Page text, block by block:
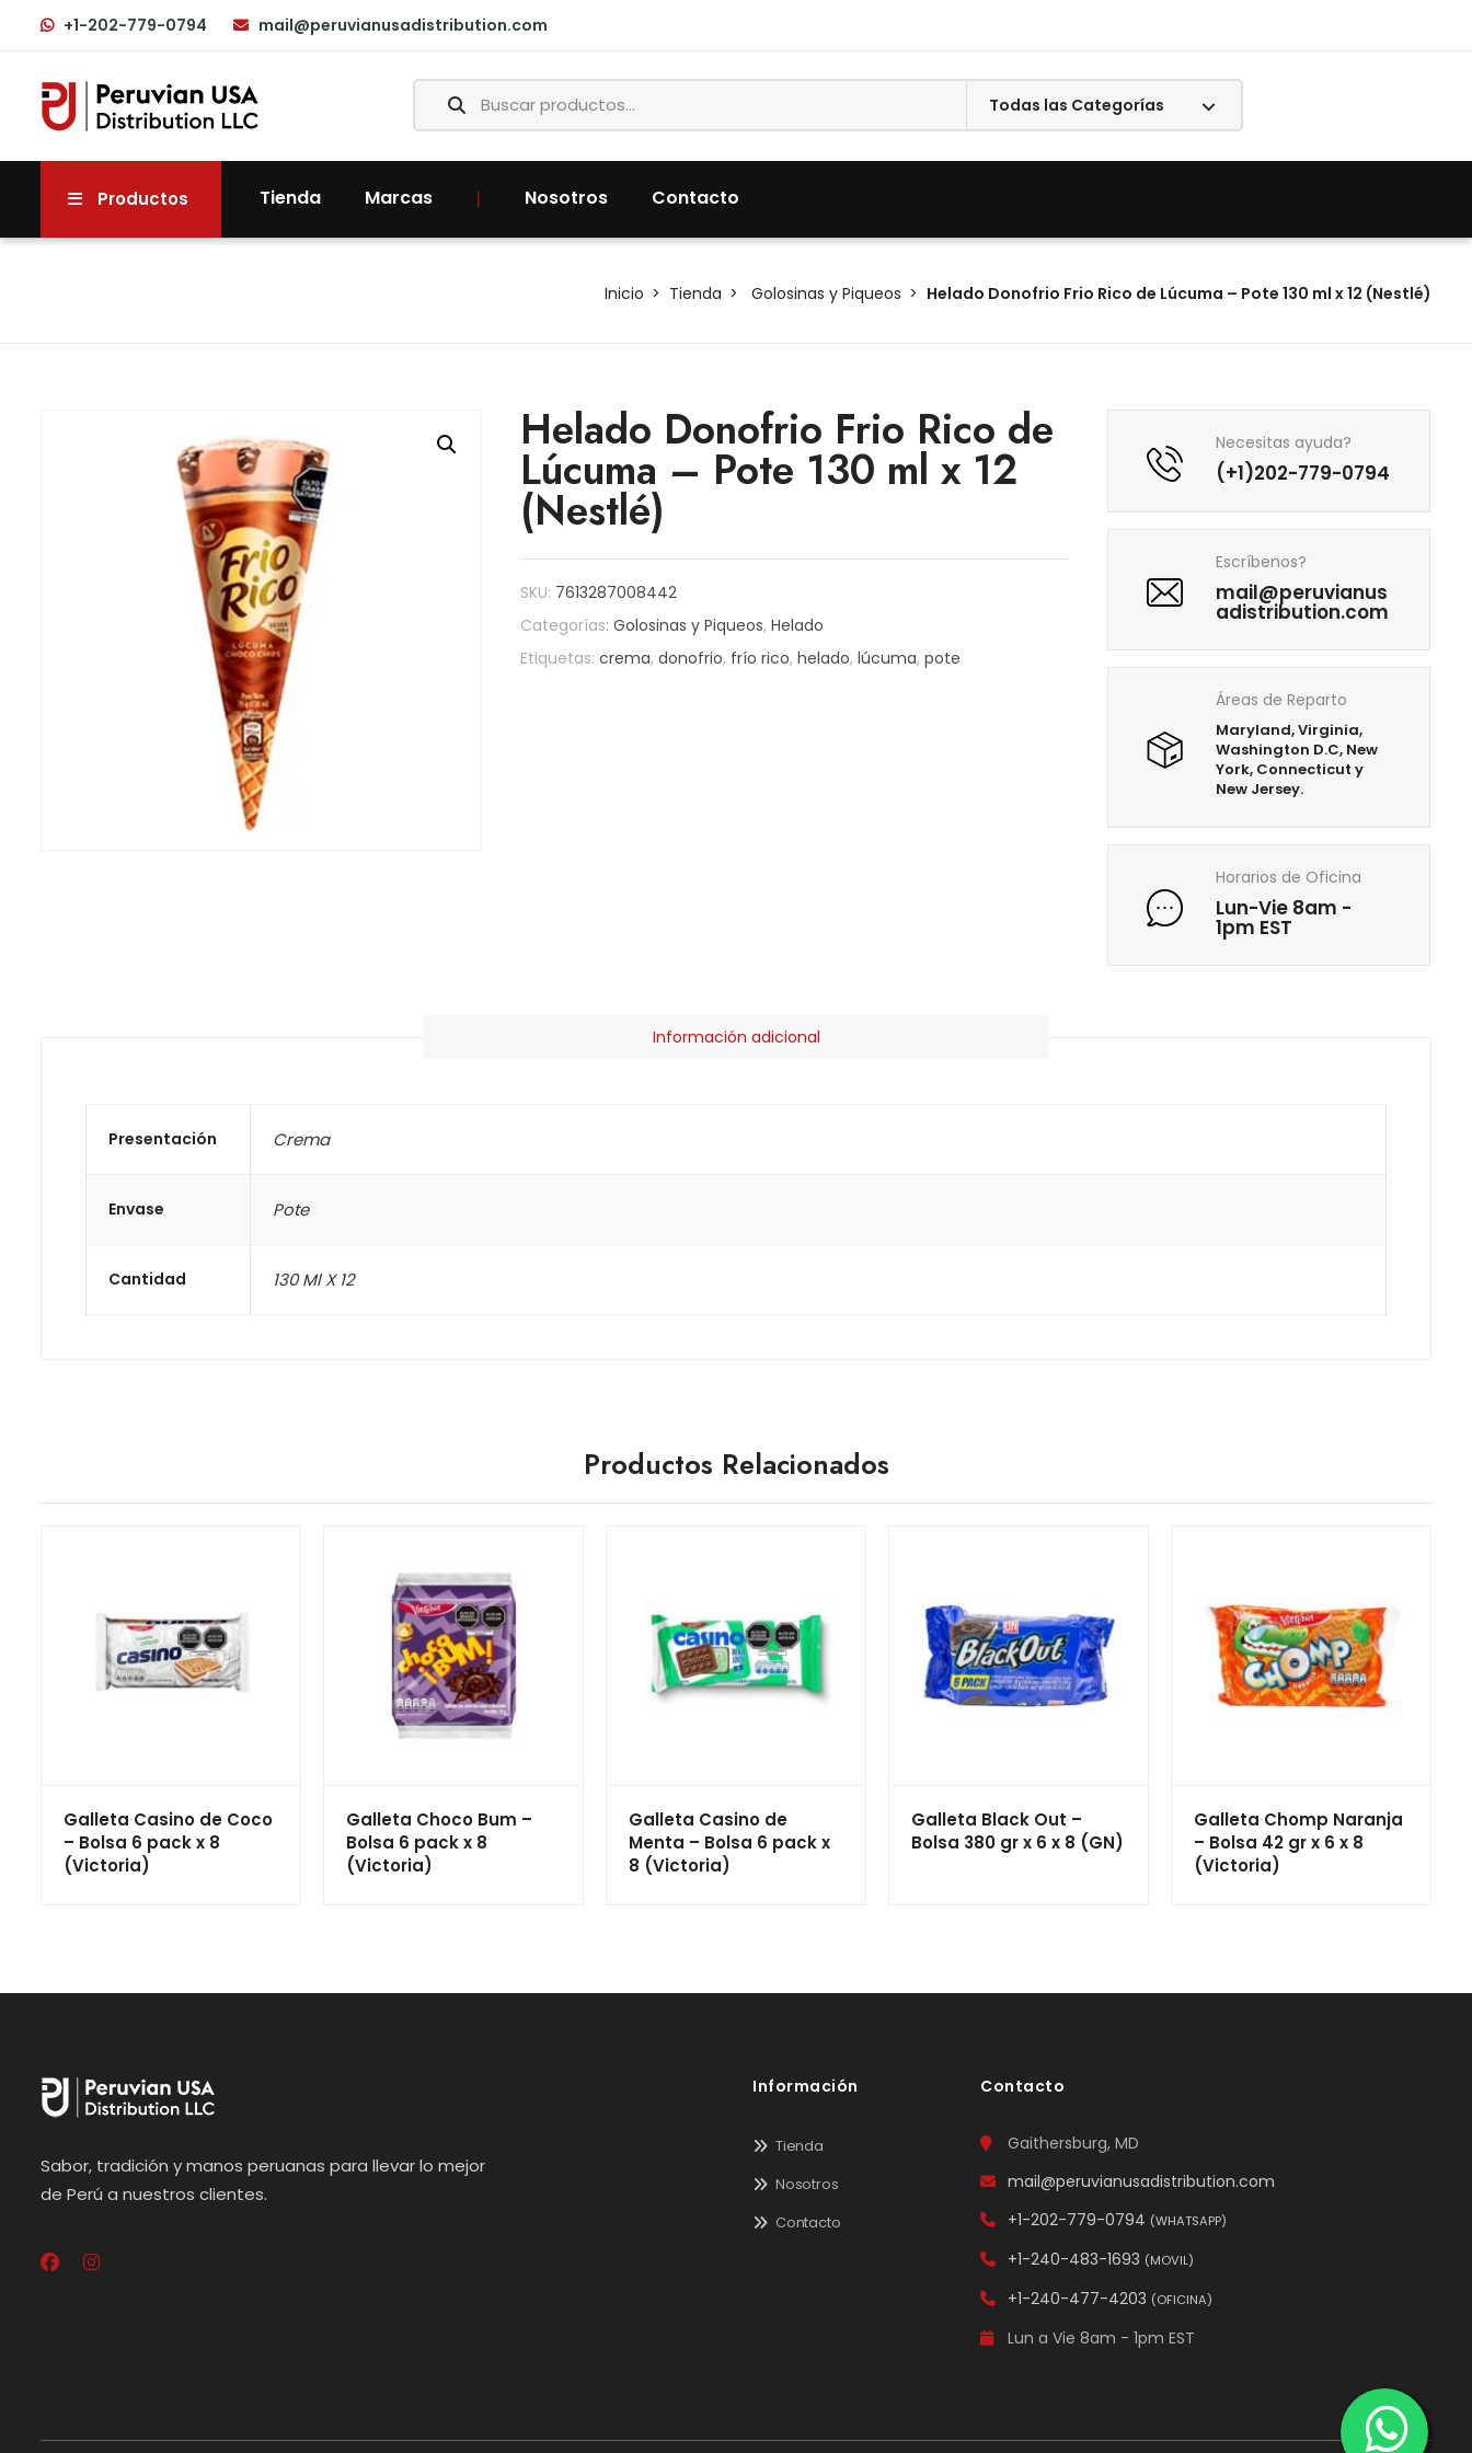
+1-202-779-0794 mail@peruvianusadistribution.com
Productos Tienda Marcas Nosotros Contacto
Inicio Tienda Golosinas y Piqueos Helado Donofrio Frio Rico de Lúcuma – Pote 130 ml x 12 (Nestlé)
Helado Donofrio Frio Rico de
Lúcuma – Pote 130 ml x 12
(Nestlé)
SKU: 7613287008442
Categorías:Golosinas y Piqueos,Helado
Etiquetas:crema,donofrio, frío rico,helado,lúcuma,pote
Necesitas ayuda?
(+1)202-779-0794
Escríbenos?
mail@peruvianus
adistribution.com
Áreas de Reparto
Maryland, Virginia,
Washington D.C, New
York, Connecticut y
New Jersey.
Horarios de Oficina
Lun-Vie 8am -
1pm EST
Información adicional
Presentación Crema
Envase Pote
Cantidad 130 Ml X 12
Productos Relacionados
Galleta Casino de Coco
– Bolsa 6 pack x 8
(Victoria)
Galleta Choco Bum –
Bolsa 6 pack x 8
(Victoria)
Galleta Casino de
Menta – Bolsa 6 pack x
8 (Victoria)
Galleta Black Out –
Bolsa 380 gr x 6 x 8 (GN)
Galleta Chomp Naranja
– Bolsa 42 gr x 6 x 8
(Victoria)
Sabor, tradición y manos peruanas para llevar lo mejor
de Perú a nuestros clientes.
Información
Tienda
Nosotros
Contacto
Contacto
Gaithersburg, MD
mail@peruvianusadistribution.com
+1-202-779-0794 (WHATSAPP)
+1-240-483-1693 (MOVIL)
+1-240-477-4203 (OFICINA)
Lun a Vie 8am - 1pm EST